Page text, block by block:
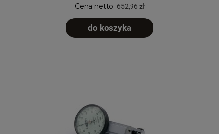
Cena netto: 652,96 zł
do koszyka